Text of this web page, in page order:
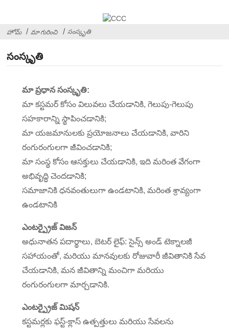
హోమ్ మా గురించి సంస్కృతి
సంస్కృతి
మా ప్రధాన సంస్కృతి:
మా కస్టమర్ కోసం విలువలు చేయడానికి, గెలుపు-గెలుపు
సహకారాన్ని స్థాపించడానికి;
మా యజమానులకు ప్రయోజనాలు చేయడానికి, వారిని
రంగురంగులగా జీవించడానికి;
మా సంస్థ కోసం ఆసక్తులు చేయడానికి, ఇది మరింత వేగంగా
అభివృద్ధి చెందడానికి;
సమాజానికి ధనవంతులుగా ఉండటానికి, మరింత శ్రావ్యంగా
ఉండటానికి
ఎంటర్ప్రైజ్ విజన్
అధునాతన పదార్థాలు, బెటర్ లైఫ్: సైన్స్ అండ్ టెక్నాలజీ
సహాయంతో, మరియు మానవులకు రోజువారీ జీవితానికి సేవ
చేయడానికి, మన జీవితాన్ని మంచిగా మరియు
రంగురంగులగా మార్చడానికి.
ఎంటర్ప్రైజ్ మిషన్
కస్టమర్లకు ఫస్ట్-క్లాస్ ఉత్పత్తులు మరియు సేవలను